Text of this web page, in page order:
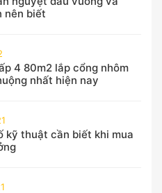
nên biết
4 80m2 lắp cổng nhôm
nhất hiện nay
kỹ thuật cần biết khi mua